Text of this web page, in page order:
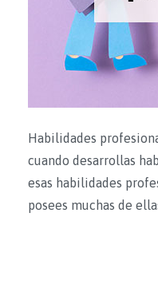
Habilidades
cuando desarrollas
esas habilidades
posees muchas de